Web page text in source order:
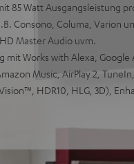
85 Watt Ausgangsleistung
Consono, Columa, Varion
Master Audio uvm.
mit Works with Alexa, Google
Music, AirPlay 2,
HDR10, HLG, 3D),